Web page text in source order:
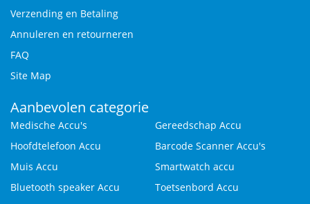
Verzending en Betaling
Annuleren en retourneren
FAQ
Site Map
Aanbevolen categorie
Medische Accu's
Gereedschap Accu
Hoofdtelefoon Accu
Barcode Scanner Accu's
Muis Accu
Smartwatch accu
Bluetooth speaker Accu
Toetsenbord Accu